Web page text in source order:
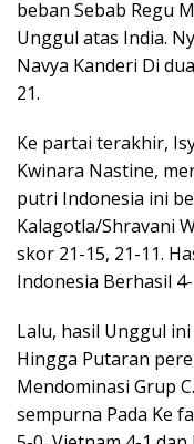
beban Sebab Regu
Unggul atas India.
Navya Kanderi Di
21.
Ke partai terakhir,
Kwinara Nastine,
putri Indonesia ini
Kalagotla/Shravani
skor 21-15, 21-11.
Indonesia Berhasil
Lalu, hasil Unggul
Hingga Putaran
Mendominasi Grup
sempurna Pada Ke